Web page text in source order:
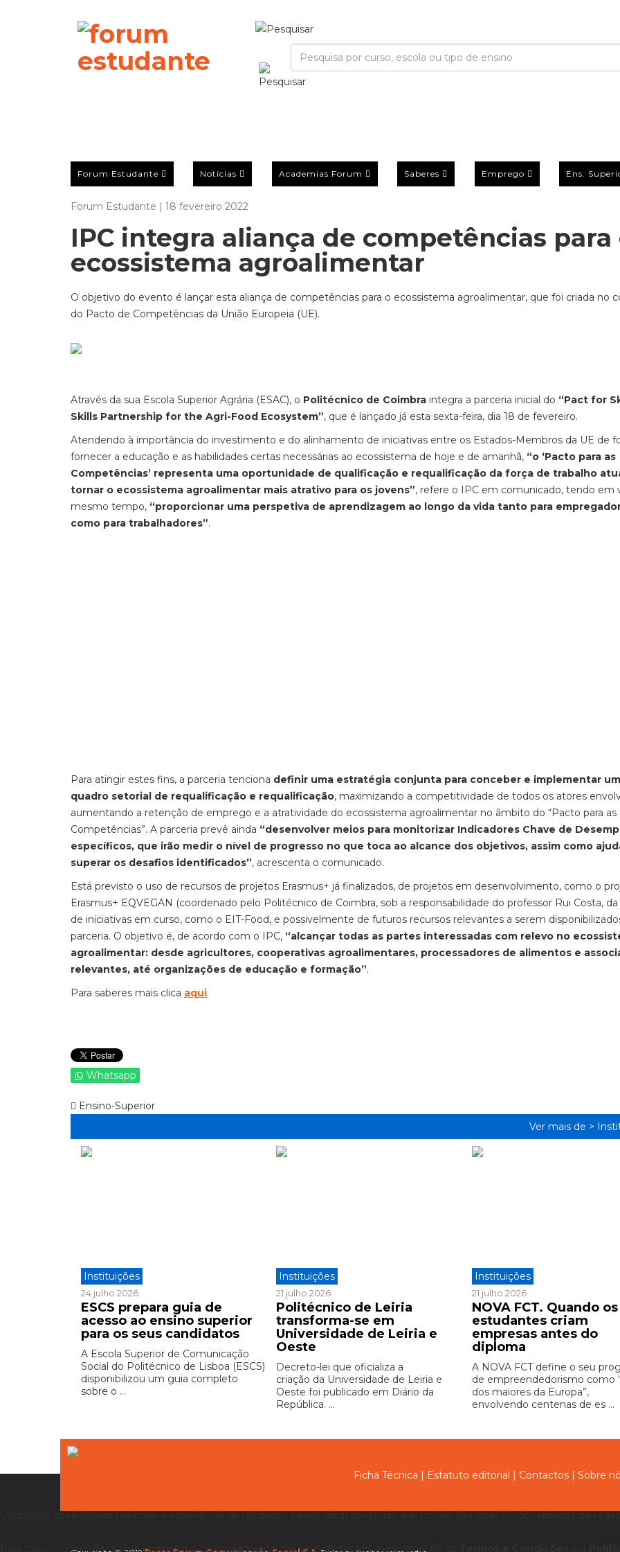
Forum Estudante Notícias Academias Forum Saberes Emprego Ens.
Forum Estudante | 18 fevereiro 2022
IPC integra aliança de competências para
ecossistema agroalimentar
O objetivo do evento é lançar esta aliança de competências para o ecossistema agroalimentar, que foi criada no
do Pacto de Competências da União Europeia (UE).
Através da sua Escola Superior Agrária (ESAC), o Politécnico de Coimbra integra a parceria inicial do “Pact for
Skills Partnership for the Agri-Food Ecosystem”, que é lançado já esta sexta-feira, dia 18 de fevereiro.
Atendendo à importância do investimento e do alinhamento de iniciativas entre os Estados-Membros da UE de
fornecer a educação e as habilidades certas necessárias ao ecossistema de hoje e de amanhã, “o ‘Pacto para as
Competências’ representa uma oportunidade de qualificação e requalificação da força de trabalho
tornar o ecossistema agroalimentar mais atrativo para os jovens”, refere o IPC em comunicado, tendo em
mesmo tempo, “proporcionar uma perspetiva de aprendizagem ao longo da vida tanto para
como para trabalhadores”.
Para atingir estes fins, a parceria tenciona definir uma estratégia conjunta para conceber e implementar um
quadro setorial de requalificação e requalificação, maximizando a competitividade de todos os atores
aumentando a retenção de emprego e a atratividade do ecossistema agroalimentar no âmbito do “Pacto para as
Competências”. A parceria prevê ainda “desenvolver meios para monitorizar Indicadores Chave de
específicos, que irão medir o nível de progresso no que toca ao alcance dos objetivos, assim como
superar os desafios identificados”, acrescenta o comunicado.
Está previsto o uso de recursos de projetos Erasmus+ já finalizados, de projetos em desenvolvimento, como o
Erasmus+ EQVEGAN (coordenado pelo Politécnico de Coimbra, sob a responsabilidade do professor Rui Costa, da
de iniciativas em curso, como o EIT-Food, e possivelmente de futuros recursos relevantes a serem
parceria. O objetivo é, de acordo com o IPC, “alcançar todas as partes interessadas com relevo no
agroalimentar: desde agricultores, cooperativas agroalimentares, processadores de alimentos e
relevantes, até organizações de educação e formação”.
Para saberes mais clica aqui.
Whatsapp
Ensino-Superior
Ver mais de >
Instituições
24 julho 2026
ESCS prepara guia de
acesso ao ensino superior
para os seus candidatos
A Escola Superior de Comunicação
Social do Politécnico de Lisboa (ESCS)
disponibilizou um guia completo
sobre o ...
Instituições
21 julho 2026
Politécnico de Leiria
transforma-se em
Universidade de Leiria e
Oeste
Decreto-lei que oficializa a
criação da Universidade de Leiria e
Oeste foi publicado em Diário da
República. ...
Instituições
21 julho 2026
NOVA FCT. Quando os
estudantes criam
empresas antes do
diploma
A NOVA FCT define o seu
de empreendedorismo como
dos maiores da Europa”,
envolvendo centenas de es ...
Ficha Técnica | Estatuto editorial | Contactos | Sobre
Utilizamos cookies para melhorar a experiência do utilizador, personalizar conteúdo e anúncios, fornecer funcionalidades de
Para mais informações sobre cookies e o processamento dos seus dados pessoais, consulte os